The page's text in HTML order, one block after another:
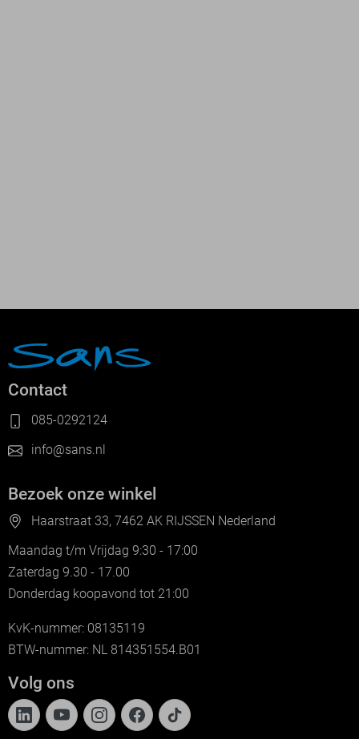
Contact
085-0292124
info@sans.nl
Bezoek onze winkel
Haarstraat 33, 7462 AK RIJSSEN Nederland
Maandag t/m Vrijdag 9:30 - 17:00
Zaterdag 9.30 - 17.00
Donderdag koopavond tot 21:00
KvK-nummer: 08135119
BTW-nummer: NL 814351554.B01
Volg ons